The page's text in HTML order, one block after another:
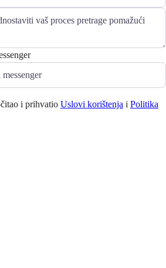
i prihvatio Uslovi korištenja i Politika